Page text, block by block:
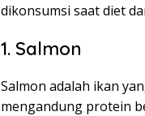
dikonsumsi saat diet
1. Salmon
Salmon adalah ikan
mengandung protein